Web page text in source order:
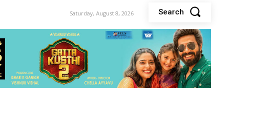
Saturday, August 8, 2026 Search